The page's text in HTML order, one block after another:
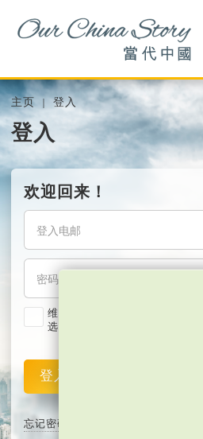
主页 登入
登入
欢迎回来！
维持我的登入状态两星期 (若使
选)
登入
忘记密码